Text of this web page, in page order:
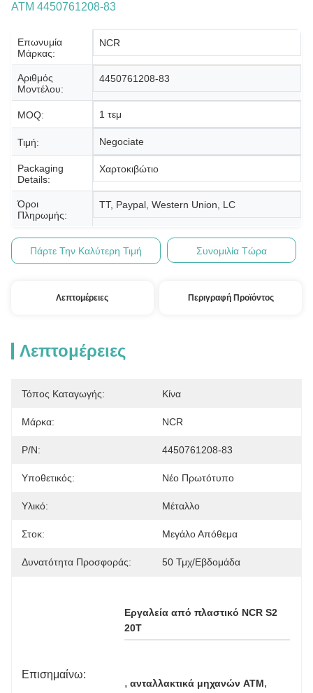
ATM 4450761208-83
Επωνυμία
Μάρκας:
NCR
Αριθμός
Μοντέλου:
4450761208-83
MOQ: 1 τεμ
Τιμή: Negociate
Packaging
Details:
Χαρτοκιβώτιο
Όροι
Πληρωμής:
TT, Paypal, Western Union, LC
Πάρτε Την Καλύτερη Τιμή Συνομιλία Τώρα
Λεπτομέρειες Περιγραφή Προϊόντος
Λεπτομέρειες
Τόπος Καταγωγής: Κίνα
Μάρκα: NCR
P/N: 4450761208-83
Υποθετικός: Νέο Πρωτότυπο
Υλικό: Μέταλλο
Στοκ: Μεγάλο Απόθεμα
Δυνατότητα Προσφοράς: 50 Τμχ/εβδομάδα
Επισημαίνω:
Εργαλεία από πλαστικό NCR S2
20T
, ανταλλακτικά μηχανών ATM,